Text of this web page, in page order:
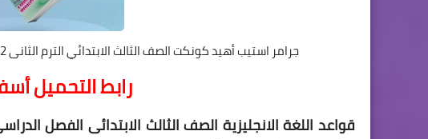
جرامر استيب أهيد كونكت الصف الثالث الابتدائي الترم الثانى grammar step ahead connect 3 primary 3 term 2
رابط التحميل
قواعد اللغة الانجليزية الصف الثالث الابتدائى الفصل